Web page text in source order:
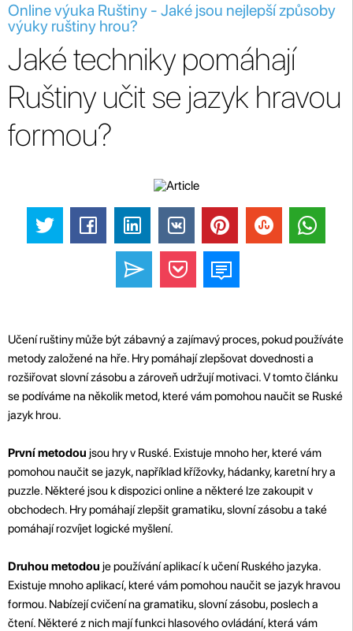
Online výuka Ruštiny - Jaké jsou nejlepší způsoby
výuky ruštiny hrou?
Jaké techniky pomáhají
Ruštiny učit se jazyk hravou
formou?
Učení ruštiny může být zábavný a zajímavý proces, pokud používáte
metody založené na hře. Hry pomáhají zlepšovat dovednosti a
rozšiřovat slovní zásobu a zároveň udržují motivaci. V tomto článku
se podíváme na několik metod, které vám pomohou naučit se Ruské
jazyk hrou.
První metodou jsou hry v Ruské. Existuje mnoho her, které vám
pomohou naučit se jazyk, například křížovky, hádanky, karetní hry a
puzzle. Některé jsou k dispozici online a některé lze zakoupit v
obchodech. Hry pomáhají zlepšit gramatiku, slovní zásobu a také
pomáhají rozvíjet logické myšlení.
Druhou metodou je používání aplikací k učení Ruského jazyka.
Existuje mnoho aplikací, které vám pomohou naučit se jazyk hravou
formou. Nabízejí cvičení na gramatiku, slovní zásobu, poslech a
čtení. Některé z nich mají funkci hlasového ovládání, která vám